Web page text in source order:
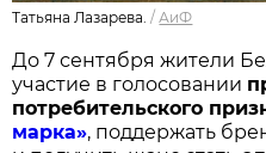
Татьяна Лазарева. /АиФ
До 7 сентября жители
участие в голосовании п
потребительского
марка», поддержать